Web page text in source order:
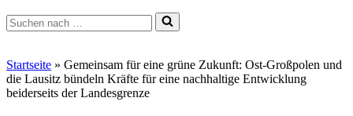
Suchen
nach …
Startseite » Gemeinsam für eine grüne Zukunft: Ost-Großpolen und
die Lausitz bündeln Kräfte für eine nachhaltige Entwicklung
beiderseits der Landesgrenze